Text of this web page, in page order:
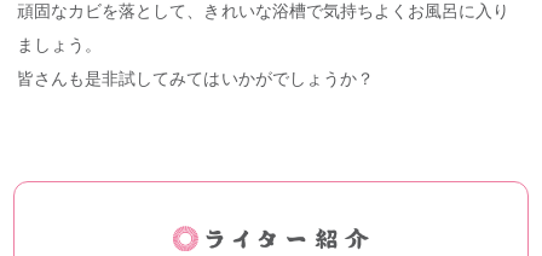
頑固なカビを落として、きれいな浴槽で気持ちよくお風呂に入り
ましょう。
皆さんも是非試してみてはいかがでしょうか？